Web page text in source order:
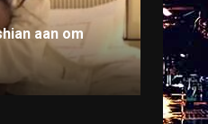
aan om
Anti-
9